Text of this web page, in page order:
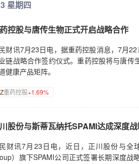
星期四
控股与唐传生物正式开启战略合作
财讯7月23日电，据重药控股消息，7月
链战略合作签约仪式。重药控股将与唐
健康产品矩阵。
重药控股+1.69%
股份与斯蒂瓦纳托SPAMI达成深度
财讯7月23日电，近日，正川股份与
）旗下SPAMI公司正式签署长期深度